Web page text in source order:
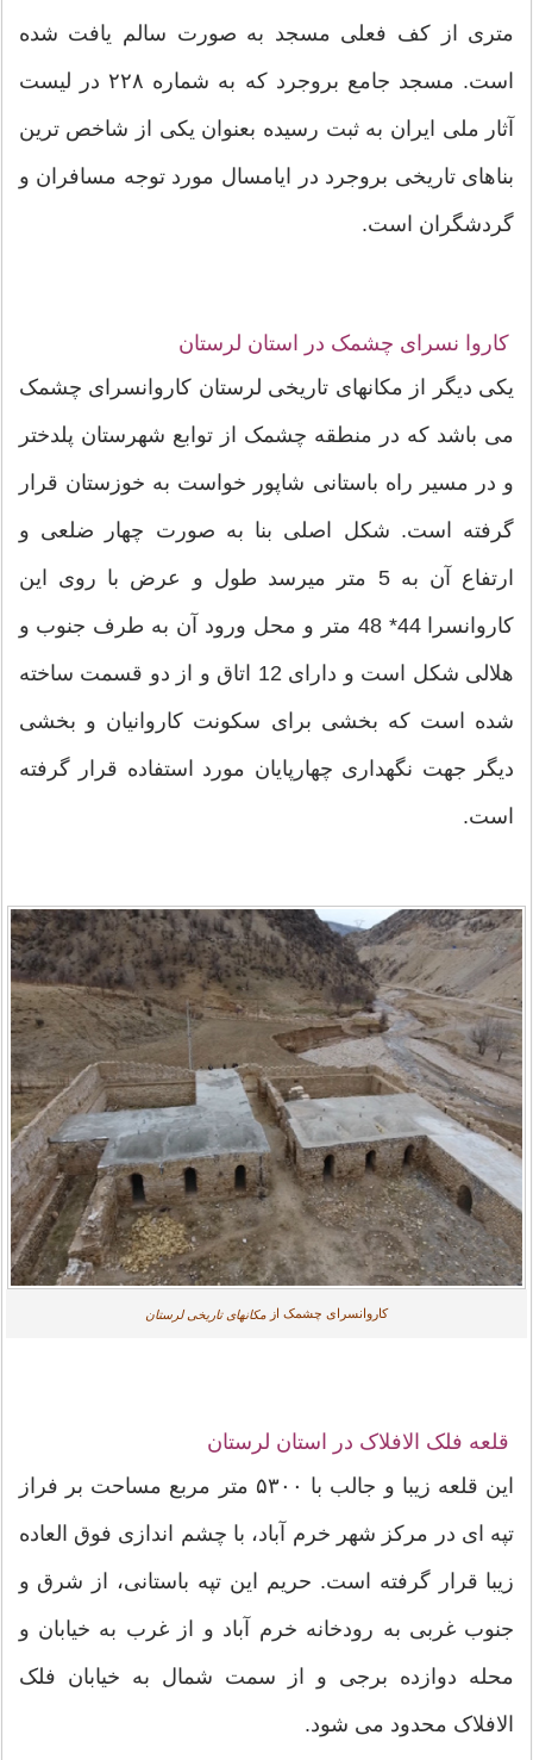
متری از كف فعلی مسجد به صورت سالم یافت شده
است. مسجد جامع بروجرد كه به شماره ۲۲۸ در لیست
آثار ملی ایران به ثبت رسیده بعنوان یكی از شاخص ترین
بناهای تاریخی بروجرد در ایامسال مورد توجه مسافران و
گردشگران است.
كاروا نسرای چشمک در استان لرستان
یکی دیگر از مکانهای تاریخی لرستان کاروانسرای چشمک
می باشد که در منطقه چشمک از توابع شهرستان پلدختر
و در مسیر راه باستانی شاپور خواست به خوزستان قرار
گرفته است. شكل اصلی بنا به صورت چهار ضلعی و
ارتفاع آن به 5 متر میرسد طول و عرض با روی این
كاروانسرا 44* 48 متر و محل ورود آن به طرف جنوب و
هلالی شكل است و دارای 12 اتاق و از دو قسمت ساخته
شده است كه بخشی برای سكونت كاروانیان و بخشی
ديگر جهت نگهداری چهارپایان مورد استفاده قرار گرفته
است.
کاروانسرای چشمک از مکانهای تاریخی لرستان
قلعه فلک الافلاک در استان لرستان
این قلعه زیبا و جالب با ۵۳۰۰ متر مربع مساحت بر فراز
تپه ای در مرکز شهر خرم آباد، با چشم اندازی فوق العاده
زیبا قرار گرفته است. حریم این تپه باستانی، از شرق و
جنوب غربی به رودخانه خرم آباد و از غرب به خیابان و
محله دوازده برجی و از سمت شمال به خیابان فلک
الافلاک محدود می شود.